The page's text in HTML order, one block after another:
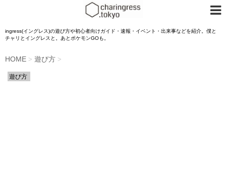
ingress(イングレス)の遊び方や初心者向けガイド・速報・イベント・出来事などを紹介。僕と
チャリとイングレスと。あとポケモンGOも。
HOME > 遊び方 >
遊び方